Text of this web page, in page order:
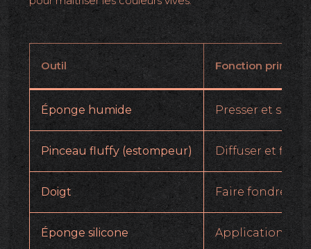
Outil Fonction
Éponge humide Presser et
Pinceau fluffy (estompeur) Diffuser et
Doigt Faire fondre et
Éponge silicone Application